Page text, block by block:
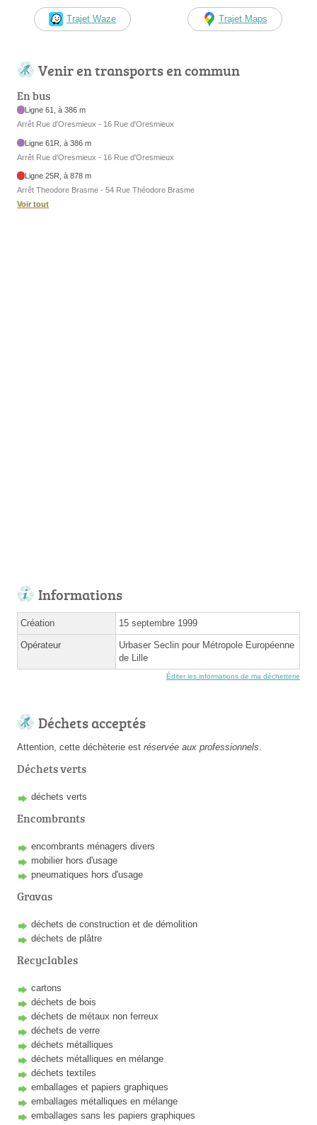
Trajet Waze Trajet Maps
Venir en transports en commun
En bus
Ligne 61, à 386 m
Arrêt Rue d'Oresmieux - 16 Rue d'Oresmieux
Ligne 61R, à 386 m
Arrêt Rue d'Oresmieux - 16 Rue d'Oresmieux
Ligne 25R, à 878 m
Arrêt Theodore Brasme - 54 Rue Théodore Brasme
Voir tout
Informations
Création 15 septembre 1999
Opérateur
Urbaser Seclin pour Métropole Européenne
de Lille
Éditer les informations de ma déchetterie
Déchets acceptés
Attention, cette déchèterie est réservée aux professionnels.
Déchets verts
déchets verts
Encombrants
encombrants ménagers divers
mobilier hors d'usage
pneumatiques hors d'usage
Gravas
déchets de construction et de démolition
déchets de plâtre
Recyclables
cartons
déchets de bois
déchets de métaux non ferreux
déchets de verre
déchets métalliques
déchets métalliques en mélange
déchets textiles
emballages et papiers graphiques
emballages métalliques en mélange
emballages sans les papiers graphiques